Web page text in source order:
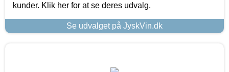
kunder. Klik her for at se deres udvalg.
Se udvalget på JyskVin.dk